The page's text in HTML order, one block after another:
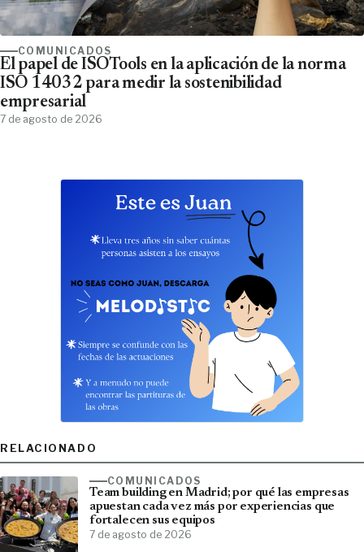
COMUNICADOS
El papel de ISOTools en la aplicación de la norma
ISO 14032 para medir la sostenibilidad
empresarial
7 de agosto de 2026
RELACIONADO
COMUNICADOS
Team building en Madrid; por qué las empresas
apuestan cada vez más por experiencias que
fortalecen sus equipos
7 de agosto de 2026